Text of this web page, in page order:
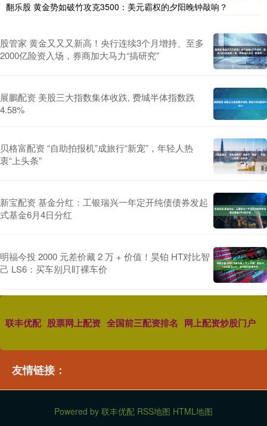
翻乐股 黄金势如破竹攻克3500：美元霸权的夕阳晚钟敲响？
股管家 黄金又又又新高！央行连续3个月增持、至多
2000亿险资入场，券商加大马力“搞研究”
展鵬配资 美股三大指数集体收跌, 费城半体指数跌
4.58%
贝格富配资 “自助拍报机”成旅行“新宠”，年轻人热
衷“上头条”
新宝配资 基金分红：工银瑞兴一年定开纯债债券发起
式基金6月4日分红
明福今投 2000 元差价藏 2 万 + 价值！昊铂 HT对比智
己 LS6：买车别只盯裸车价
联丰优配 股票网上配资 全国前三配资排名 网上配资炒股门户
友情链接：
Powered by 联丰优配 RSS地图 HTML地图